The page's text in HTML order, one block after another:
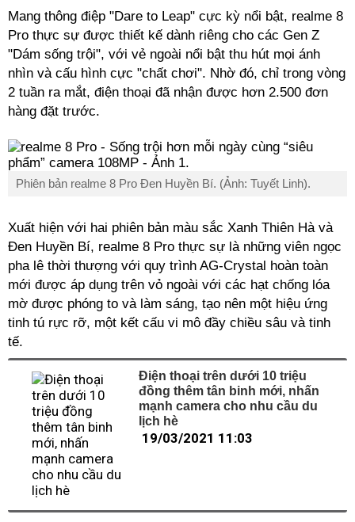
Mang thông điệp "Dare to Leap" cực kỳ nổi bật, realme 8
Pro thực sự được thiết kế dành riêng cho các Gen Z
"Dám sống trội", với vẻ ngoài nổi bật thu hút mọi ánh
nhìn và cấu hình cực "chất chơi". Nhờ đó, chỉ trong vòng
2 tuần ra mắt, điện thoại đã nhận được hơn 2.500 đơn
hàng đặt trước.
Phiên bản realme 8 Pro Đen Huyền Bí. (Ảnh: Tuyết Linh).
Xuất hiện với hai phiên bản màu sắc Xanh Thiên Hà và
Đen Huyền Bí, realme 8 Pro thực sự là những viên ngọc
pha lê thời thượng với quy trình AG-Crystal hoàn toàn
mới được áp dụng trên vỏ ngoài với các hạt chống lóa
mờ được phóng to và làm sáng, tạo nên một hiệu ứng
tinh tú rực rỡ, một kết cấu vi mô đầy chiều sâu và tinh
tế.
Điện thoại trên dưới 10 triệu
đồng thêm tân binh mới, nhấn
mạnh camera cho nhu cầu du
lịch hè
19/03/2021 11:03